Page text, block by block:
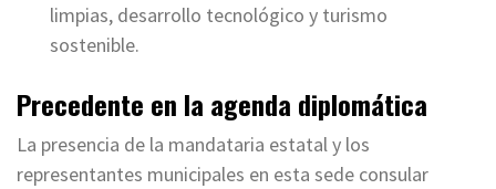
limpias, desarrollo tecnológico y turismo
sostenible.
Precedente en la agenda diplomática
La presencia de la mandataria estatal y los
representantes municipales en esta sede consular